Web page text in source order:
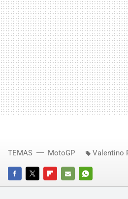
FACEBOOKTWITTERFLIPBOARD
E-
WHATSAPP
TEMAS MotoGP Valentino